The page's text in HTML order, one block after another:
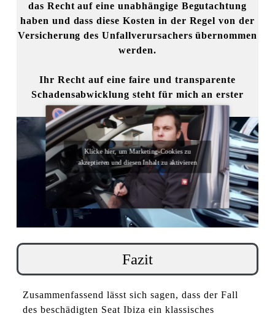
das Recht auf eine unabhängige Begutachtung
haben und dass diese Kosten in der Regel von der
Versicherung des Unfallverursachers übernommen
werden.
Ihr Recht auf eine faire und transparente
Schadensabwicklung steht für mich an erster
Stelle.
Klicke hier, um Marketing-Cookies zu
akzeptieren und diesen Inhalt zu aktivieren
Fazit
Zusammenfassend lässt sich sagen, dass der Fall
des beschädigten Seat Ibiza ein klassisches